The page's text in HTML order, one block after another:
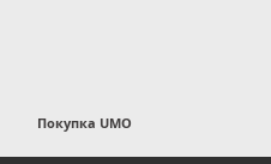
Покупка UMO